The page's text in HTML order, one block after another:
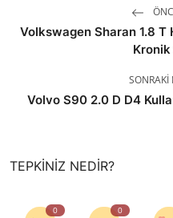
Volkswagen Sharan 1.8 T
Kronik
SONRAKI
Volvo S90 2.0 D D4
TEPKINIZ NEDIR?
0 0